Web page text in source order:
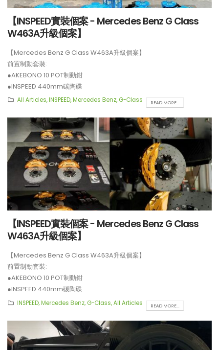
【INSPEED實裝個案 - Mercedes Benz G Class
W463A升級個案】
【Mercedes Benz G Class W463A升級個案】
前置制動套裝:
●AKEBONO 10 POT制動鉗
●INSPEED 440mm碳陶碟
後置制動套裝:
●BELFE EPB 電子手剎
●INSPEED 410mm碳陶碟
**制動套裝適用於22吋或以上車鈴安裝。
All Articles,INSPEED,Mercedes Benz, G-Class READ MORE...
【INSPEED實裝個案 - Mercedes Benz G Class
W463A升級個案】
【Mercedes Benz G Class W463A升級個案】
前置制動套裝:
●AKEBONO 10 POT制動鉗
●INSPEED 440mm碳陶碟
後置制動套裝:
●BELFE EPB 電子手剎
●INSPEED 410mm碳陶碟
**制動套裝適用於22吋或以上車鈴安裝。
INSPEED,Mercedes Benz, G-Class,All Articles READ MORE...